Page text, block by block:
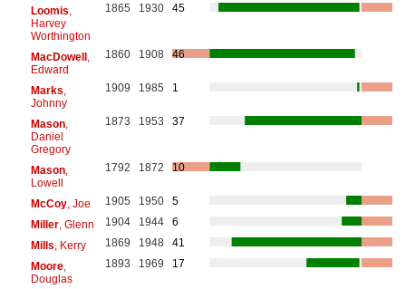
Loomis
Harvey
Worthington
1865 1930 45
MacDowell,
Edward
1860 1908 46
Marks
Johnny
1909 1985 1
Mason,
Daniel
Gregory
1873 1953 37
Mason,
Lowell
1792 1872 10
McCoy, Joe 1905 1950
5
Miller, Glenn 1904 1944
6
Mills , Kerry 1869 1948
41
Moore,
Douglas
1893 1969 17